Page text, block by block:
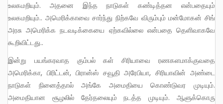
உலகமறியும். அதனை இந்த நாடுகள் கண்டித்தன என்பதையும்
உலகமறியும்.. அமெரிக்காவை சார்ந்து நிற்கவே விரும்பும் மன்மோகன் சிங்
அரசு அமெரிக்க நடவடிக்கையை ஏற்கவில்லை என்பதை தெளிவாகவே
கூறிவிட்டது..
இன்று பயங்கரவாத கும்பல் கள் சிரியாவை ரணகளமாக்குவதை
அமெரிக்கா, பிரிட்டன், பிரான்ஸ் சவூதி அரேபியா, சிரியாவின் அண்டை
நாடுகள் நினைத்தால் அங்கே அமைதியை கொண்டுவர முடியும்.
அமைதியான சூழலில் தேர்தலையும் நடத்த முடியும். ஆளுக்கொரு